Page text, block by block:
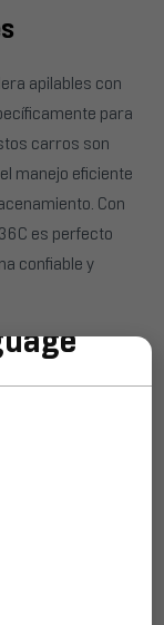
apilables con
para
carros son
manejo eficiente
Con
es perfecto
confiable y
40 x 60
y 40.